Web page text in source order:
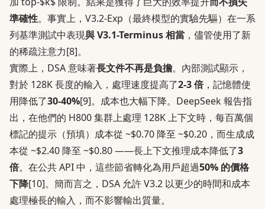
準確性。事實上，V3.2-Exp（最終模型的實驗先驅）在一系
列基準測試中表現與 V3.1-Terminus 相當 ，儘管使用了新
的稀疏注意力[8]。
實際上，DSA 意味著長文件不再是負擔。內部測試顯示，
對於 128K 長度的輸入，處理速度提高了2-3 倍，記憶體使
用降低了30-40%[9]。成本也大幅下降。DeepSeek 報告指
出，在他們的 H800 集群上處理 128K 上下文時，每百萬個
標記的提示（預填）成本從 ~$0.70 降至 ~$0.20，而生成成
本從 ~$2.40 降至 ~$0.80 ——長上下文推理成本降低了3
倍。在公共 API 中，這些節省轉化為用戶超過50% 的價格
下降[10]。簡而言之，DSA 允許 V3.2 以更少的時間和成本
處理極長的輸入，而不影響輸出質量。